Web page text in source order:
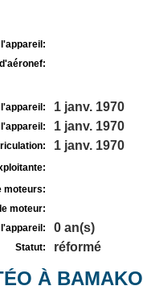
1 janv. 1970
1 janv. 1970
1 janv. 1970
moteurs:
moteur:
0 an(s)
Statut: réformé
À BAMAKO